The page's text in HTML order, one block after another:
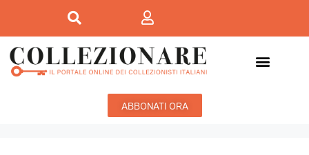
ABBONATI ORA